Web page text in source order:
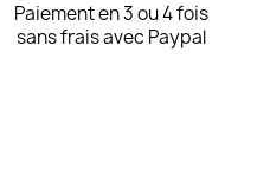
Paiement en 3 ou 4 fois
sans frais avec Paypal